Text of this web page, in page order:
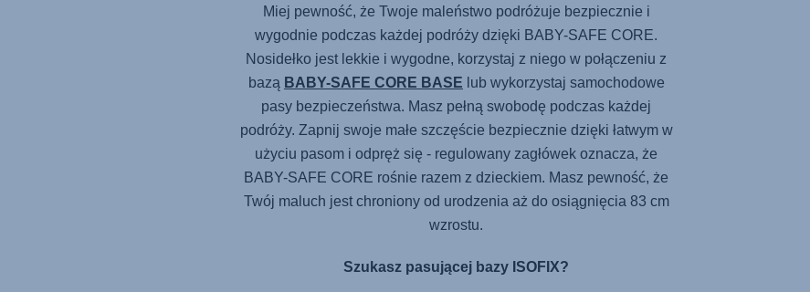
Miej pewność, że Twoje maleństwo podróżuje bezpiecznie i
wygodnie podczas każdej podróży dzięki BABY-SAFE CORE.
Nosidełko jest lekkie i wygodne, korzystaj z niego w połączeniu z
bazą BABY-SAFE CORE BASE lub wykorzystaj samochodowe
pasy bezpieczeństwa. Masz pełną swobodę podczas każdej
podróży. Zapnij swoje małe szczęście bezpiecznie dzięki łatwym w
użyciu pasom i odpręż się - regulowany zagłówek oznacza, że
BABY-SAFE CORE rośnie razem z dzieckiem. Masz pewność, że
Twój maluch jest chroniony od urodzenia aż do osiągnięcia 83 cm
wzrostu.
Szukasz pasującej bazy ISOFIX?